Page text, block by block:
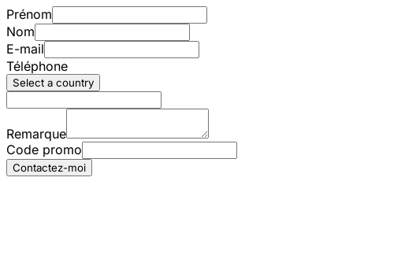
Prénom
Nom
E-mail
Téléphone
Select a country
Remarque
Code promo
Contactez-moi